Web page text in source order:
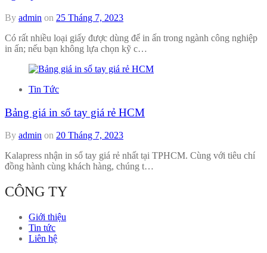
By admin on 25 Tháng 7, 2023
Có rất nhiều loại giấy được dùng để in ấn trong ngành công nghiệp
in ấn; nếu bạn không lựa chọn kỹ c…
Tin Tức
Bảng giá in sổ tay giá rẻ HCM
By admin on 20 Tháng 7, 2023
Kalapress nhận in sổ tay giá rẻ nhất tại TPHCM. Cùng với tiêu chí
đồng hành cùng khách hàng, chúng t…
CÔNG TY
Giới thiệu
Tin tức
Liên hệ